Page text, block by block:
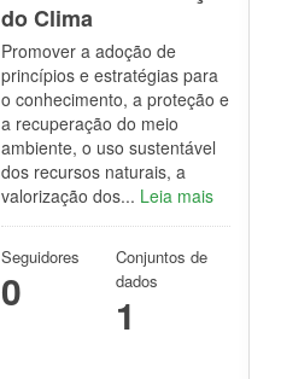
do Clima
Promover a adoção de
princípios e estratégias para
o conhecimento, a proteção e
a recuperação do meio
ambiente, o uso sustentável
dos recursos naturais, a
valorização dos... Leia mais
Seguidores
0
Conjuntos de
dados
1